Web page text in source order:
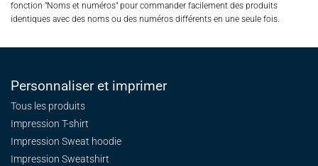
fonction "Noms et numéros" pour commander facilement des produits
identiques avec des noms ou des numéros différents en une seule fois.
Personnaliser et imprimer
Tous les produits
Impression T-shirt
Impression Sweat hoodie
Impression Sweatshirt